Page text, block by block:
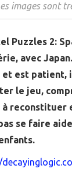
images sont
Puzzles 2:
avec
est patient,
le jeu,
à reconstituer
se faire